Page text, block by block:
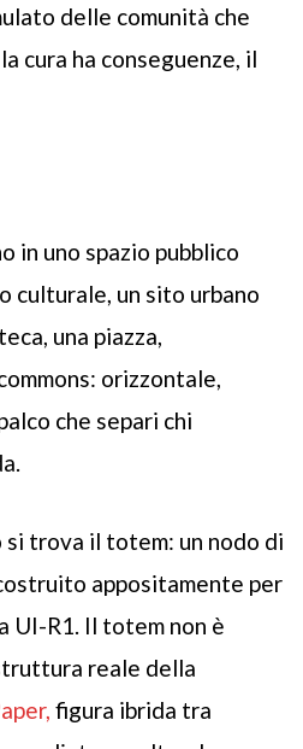
delle comunità che
cura ha conseguenze, il
in uno spazio pubblico
culturale, un sito urbano
una piazza,
orizzontale,
che separi chi
trova il totem: un nodo di
appositamente per
UI-R1. Il totem non è
reale della
figura ibrida tra